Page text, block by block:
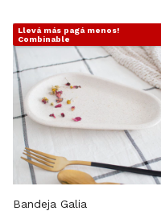
Llevá más pagá menos!
Combinable
Bandeja Galia